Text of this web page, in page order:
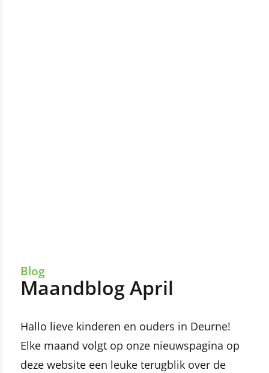
Blog
Maandblog April
Hallo lieve kinderen en ouders in Deurne!
Elke maand volgt op onze nieuwspagina op
deze website een leuke terugblik over de